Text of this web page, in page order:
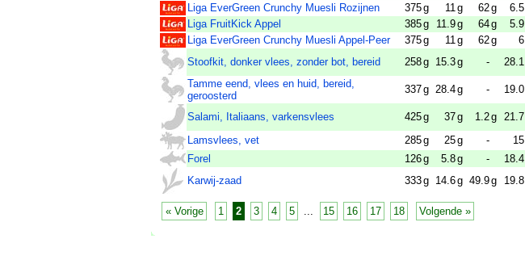
Liga EverGreen Crunchy Muesli Rozijnen
375g 11 g 62g 6.5
Liga FruitKick Appel
385g 11.9g 64g 5.9
Liga EverGreen Crunchy Muesli Appel-Peer
375g 11 g 62g 6
Stoofkit, donker vlees, zonder bot, bereid
258g 15.3g - 28.1
Tamme eend, vlees en huid, bereid,
geroosterd
337g 28.4g - 19.0
Salami, Italiaans, varkensvlees 425g 37g 1.2g 21.7
Lamsvlees, vet
285g 25g - 15
Forel
126g 5.8g - 18.4
Karwij-zaad
333g 14.6g 49.9g 19.8
« Vorige 1 2 3 4 5 15 16 17 18 Volgende »